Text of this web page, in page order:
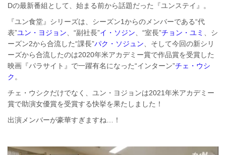
Dの最新番組として、始まる前から話題だった『ユンステイ』。
『ユン食堂』シリーズは、シーズン1からのメンバーである“代
表”ユン・ヨジョン 、“副社長”イ・ソジン 、“室長”チョン・ユミ
、シ
ーズン2から合流した“課長”パク・ソジュン 、そして今回の新シリ
ーズから合流したのは2020年米アカデミー賞で作品賞を受賞した
映画『パラサイト』で一躍有名になった“インターン”チェ・ウシ
ク 。
チェ・ウシクだけでなく、ユン・ヨジョンは2021年米アカデミー
賞で助演女優賞を受賞する快挙を果たしました！
出演メンバーが豪華すぎますね…！